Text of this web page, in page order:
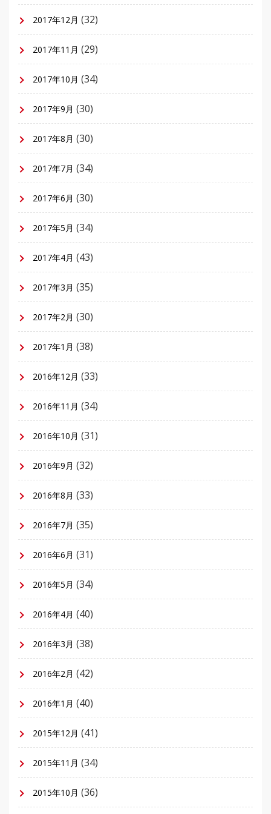
2017年12月 (32)
2017年11月 (29)
2017年10月 (34)
2017年9月 (30)
2017年8月 (30)
2017年7月 (34)
2017年6月 (30)
2017年5月 (34)
2017年4月 (43)
2017年3月 (35)
2017年2月 (30)
2017年1月 (38)
2016年12月 (33)
2016年11月 (34)
2016年10月 (31)
2016年9月 (32)
2016年8月 (33)
2016年7月 (35)
2016年6月 (31)
2016年5月 (34)
2016年4月 (40)
2016年3月 (38)
2016年2月 (42)
2016年1月 (40)
2015年12月 (41)
2015年11月 (34)
2015年10月 (36)